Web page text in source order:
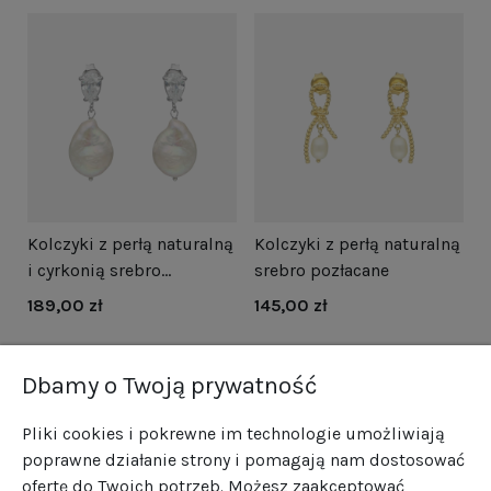
Kolczyki z perłą naturalną
i cyrkonią srebro
rodowane
189,00 zł
Kolczyki z perłą naturalną
srebro pozłacane
145,00 zł
Dbamy o Twoją prywatność
Pliki cookies i pokrewne im technologie umożliwiają
poprawne działanie strony i pomagają nam dostosować
ofertę do Twoich potrzeb. Możesz zaakceptować